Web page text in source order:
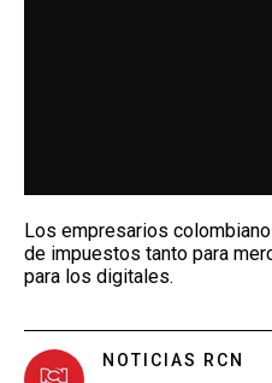
Los empresarios
de impuestos tanto para
para los digitales.
NOTICIAS RCN